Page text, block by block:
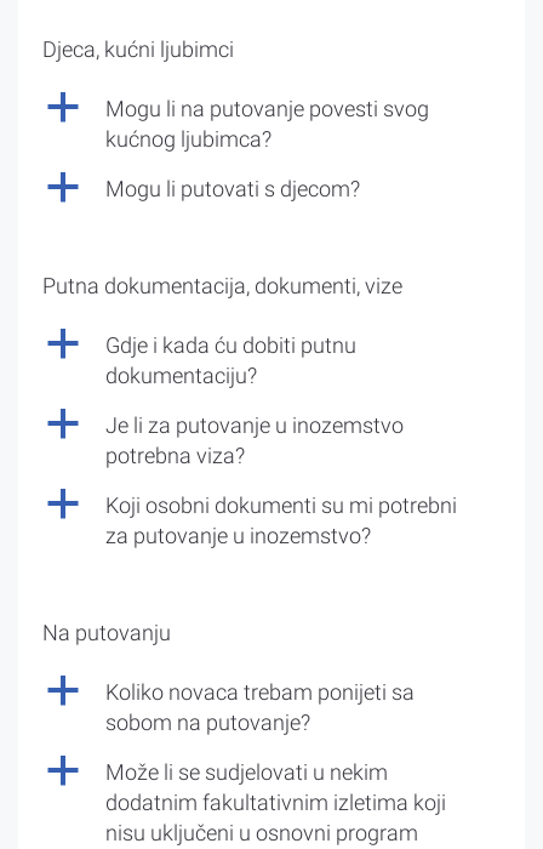
Djeca, kućni ljubimci
a
Mogu li na putovanje povesti svog
kućnog ljubimca?
a Mogu li putovati s djecom?
Putna dokumentacija, dokumenti, vize
a
Gdje i kada ću dobiti putnu
dokumentaciju?
a
Je li za putovanje u inozemstvo
potrebna viza?
a
Koji osobni dokumenti su mi potrebni
za putovanje u inozemstvo?
Na putovanju
a
Koliko novaca trebam ponijeti sa
sobom na putovanje?
a
Može li se sudjelovati u nekim
dodatnim fakultativnim izletima koji
nisu uključeni u osnovni program